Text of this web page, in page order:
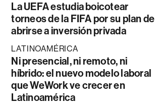
La UEFA estudia boicotear
torneos de la FIFA por su plan de
abrirse a inversión privada
LATINOAMÉRICA
Ni presencial, ni remoto, ni
híbrido: el nuevo modelo laboral
que WeWork ve crecer en
Latinoamérica